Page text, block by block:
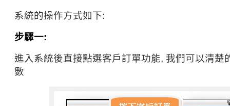
系統的操作方式如下:
步驟一:
進入系統後直接點選客戶訂單功能, 我們可以清楚
數